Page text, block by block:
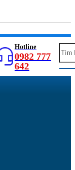
Hotline
0982 777
642